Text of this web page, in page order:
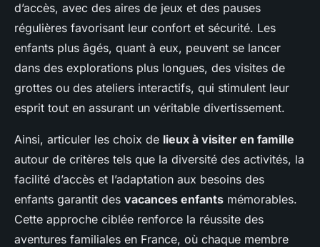
d’accès, avec des aires de jeux et des pauses
régulières favorisant leur confort et sécurité. Les
enfants plus âgés, quant à eux, peuvent se lancer
dans des explorations plus longues, des visites de
grottes ou des ateliers interactifs, qui stimulent leur
esprit tout en assurant un véritable divertissement.
Ainsi, articuler les choix de lieux à visiter en famille
autour de critères tels que la diversité des activités, la
facilité d’accès et l’adaptation aux besoins des
enfants garantit des vacances enfants mémorables.
Cette approche ciblée renforce la réussite des
aventures familiales en France, où chaque membre